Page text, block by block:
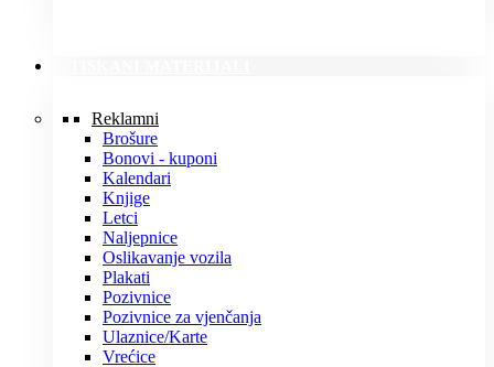
Reklamni
Brošure
Bonovi - kuponi
Kalendari
Knjige
Letci
Naljepnice
Oslikavanje vozila
Plakati
Pozivnice
Pozivnice za vjenčanja
Ulaznice/Karte
Vrećice